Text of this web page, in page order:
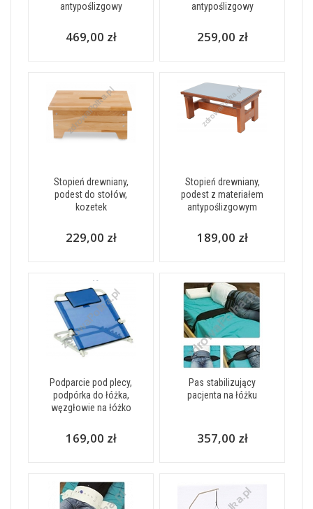
antypoślizgowy
469,00 zł
antypoślizgowy
259,00 zł
Stopień drewniany,
podest do stołów,
kozetek
229,00 zł
Stopień drewniany,
podest z materiałem
antypoślizgowym
189,00 zł
Podparcie pod plecy,
podpórka do łóżka,
węzgłowie na łóżko
169,00 zł
Pas stabilizujący
pacjenta na łóżku
357,00 zł